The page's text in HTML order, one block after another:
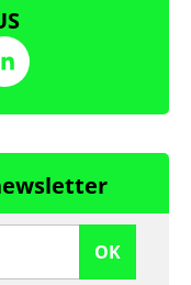
OK